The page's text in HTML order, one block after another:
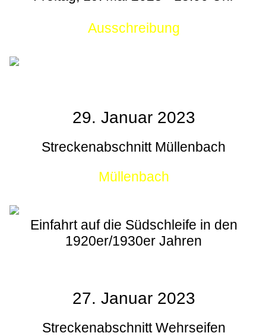
Ausschreibung
29. Januar 2023
Streckenabschnitt Müllenbach
Müllenbach
Einfahrt auf die Südschleife in den
1920er/1930er Jahren
27. Januar 2023
Streckenabschnitt Wehrseifen